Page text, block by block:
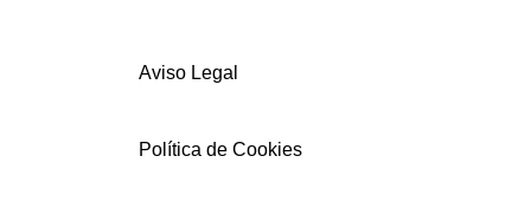
Aviso Legal
Política de Cookies